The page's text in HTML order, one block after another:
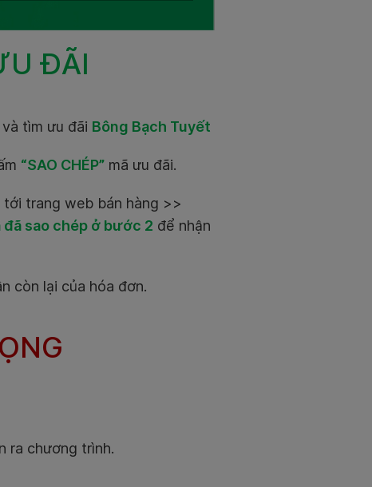
ĐÃI
tìm ưu đãi Bông Bạch Tuyết
“SAO CHÉP” mã ưu đãi.
trang web bán hàng >>
đã sao chép ở bước 2 để nhận
còn lại của hóa đơn.
ra chương trình.